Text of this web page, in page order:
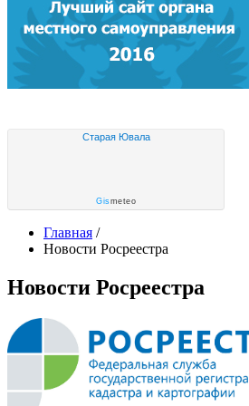
Старая Ювала
Gismeteo
Главная /
Новости Росреестра
Новости Росреестра